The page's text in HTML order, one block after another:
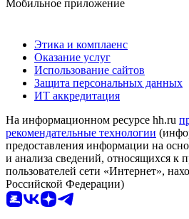
Мобильное приложение
Этика и комплаенс
Оказание услуг
Использование сайтов
Защита персональных данных
ИТ аккредитация
На информационном ресурсе hh.ru
рекомендательные технологии
предоставления информации на
и анализа сведений, относящихся к
пользователей сети «Интернет»,
Российской Федерации)